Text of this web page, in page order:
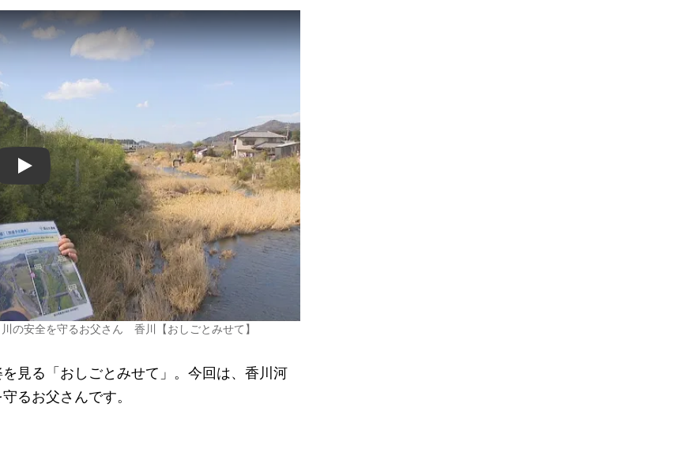
Play
の安全を守るお父さん 香川【おしごとみせて】
見る「おしごとみせて」。今回は、香川河
るお父さんです。